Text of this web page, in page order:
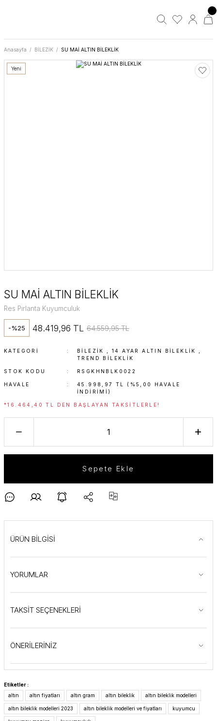
Anasayfa BİLEZİK SU MAİ ALTIN BİLEKLİK
Yeni
SU MAİ ALTIN BİLEKLİK
Res Pırlanta Kuyumculuk
-%25 48.419,96 TL 64.559,95 TL
KATEGORI BİLEZİK ,14 AYAR ALTIN BILEKLIK
TREND BILEKLIK
STOK KODU RSGKHNBLK0022
HAVALE
45.998,97 TL (%5,00 HAVALE
INDIRIMI)
*16.464,40 TL DEN BAŞLAYAN TAKSITLERLE!
Sepete Ekle
ÜRÜN BİLGİSİ
YORUMLAR
TAKSİT SEÇENEKLERİ
ÖNERİLERİNİZ
Etiketler :
altın
altın fiyatları altın gram altın bileklik altın bileklik modelleri
altın bileklik modelleri 2023 altın bileklik modelleri ve fiyatları kuyumcu